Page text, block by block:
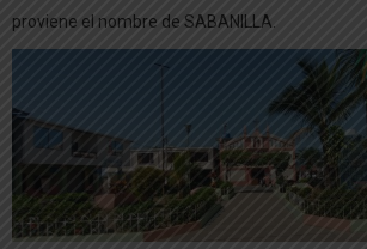
proviene el nombre de SABANILLA.